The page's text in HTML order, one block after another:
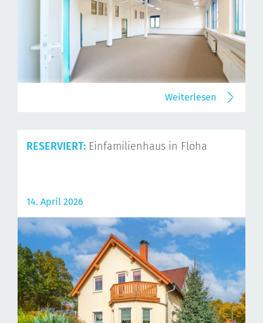
Weiterlesen
RESERVIERT: Einfamilienhaus in Flöha
14. April 2026